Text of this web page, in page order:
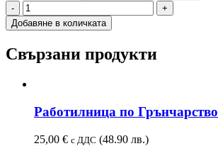
-
+
Добавяне в количката
Свързани продукти
Работилница по Грънчарство
25,00 € с ДДС (48.90 лв.)